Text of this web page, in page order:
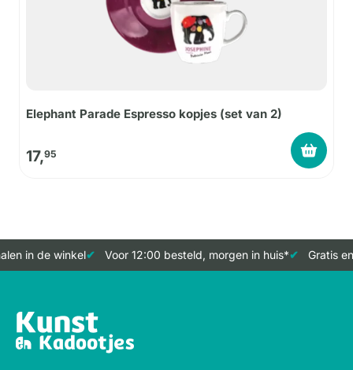
Elephant Parade Espresso kopjes (set van 2)
17,95
in de winkel Voor 12:00 besteld, morgen in huis* Gratis